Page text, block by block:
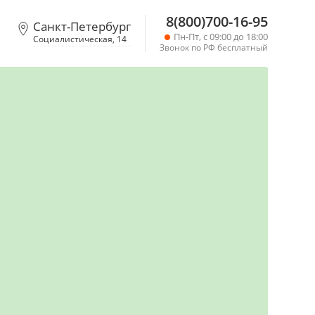
Санкт-Петербург
Социалистическая, 14
8(800)700-16-95
Пн-Пт, с 09:00 до 18:00
Звонок по РФ бесплатный